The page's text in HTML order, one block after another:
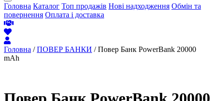
Головна Каталог Топ продажів Нові надходження Обмін та
повернення Оплата і доставка
Головна /ПОВЕР БАНКИ / Повер Банк PowerBank 20000
mAh